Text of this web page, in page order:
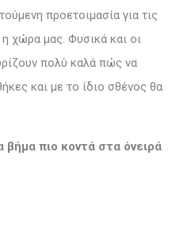
προετοιμασία για τις
χώρα μας. Φυσικά και οι
πολύ καλά πώς να
και με το ίδιο σθένος θα
βήμα πιο κοντά στα όνειρά